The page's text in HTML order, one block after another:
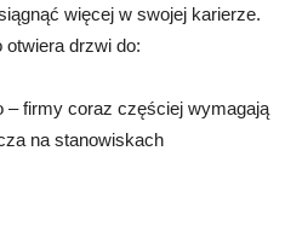
więcej w swojej karierze.
drzwi do:
firmy coraz częściej wymagają
na stanowiskach